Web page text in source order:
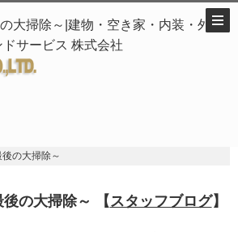
大掃除～|建物・空き家・内装・外構
サービス 株式会社
の大掃除～
の大掃除～ 【スタッフブログ】